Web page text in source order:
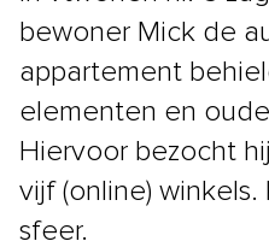
bewoner Mick de
appartement
elementen en
Hiervoor bezocht
vijf (online)
sfeer.